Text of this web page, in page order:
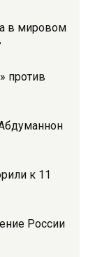
в мировом
против
к 11
России